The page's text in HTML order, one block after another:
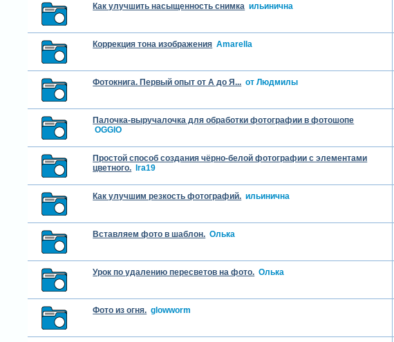
Как улучшить насыщенность снимка ильинична
Коррекция тона изображения Amarella
Фотокнига. Первый опыт от А до Я... от Людмилы
Палочка-выручалочка для обработки фотографии в фотошопе
OGGIO
Простой способ создания чёрно-белой фотографии с элементами
цветного. Ira19
Как улучшим резкость фотографий. ильинична
Вставляем фото в шаблон. Олька
Урок по удалению пересветов на фото. Олька
Фото из огня. glowworm